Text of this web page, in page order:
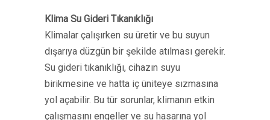
Klima Su Gideri Tıkanıklığı
Klimalar çalışırken su üretir ve bu suyun
dışarıya düzgün bir şekilde atılması gerekir.
Su gideri tıkanıklığı, cihazın suyu
birikmesine ve hatta iç üniteye sızmasına
yol açabilir. Bu tür sorunlar, klimanın etkin
çalışmasını engeller ve su hasarına yol